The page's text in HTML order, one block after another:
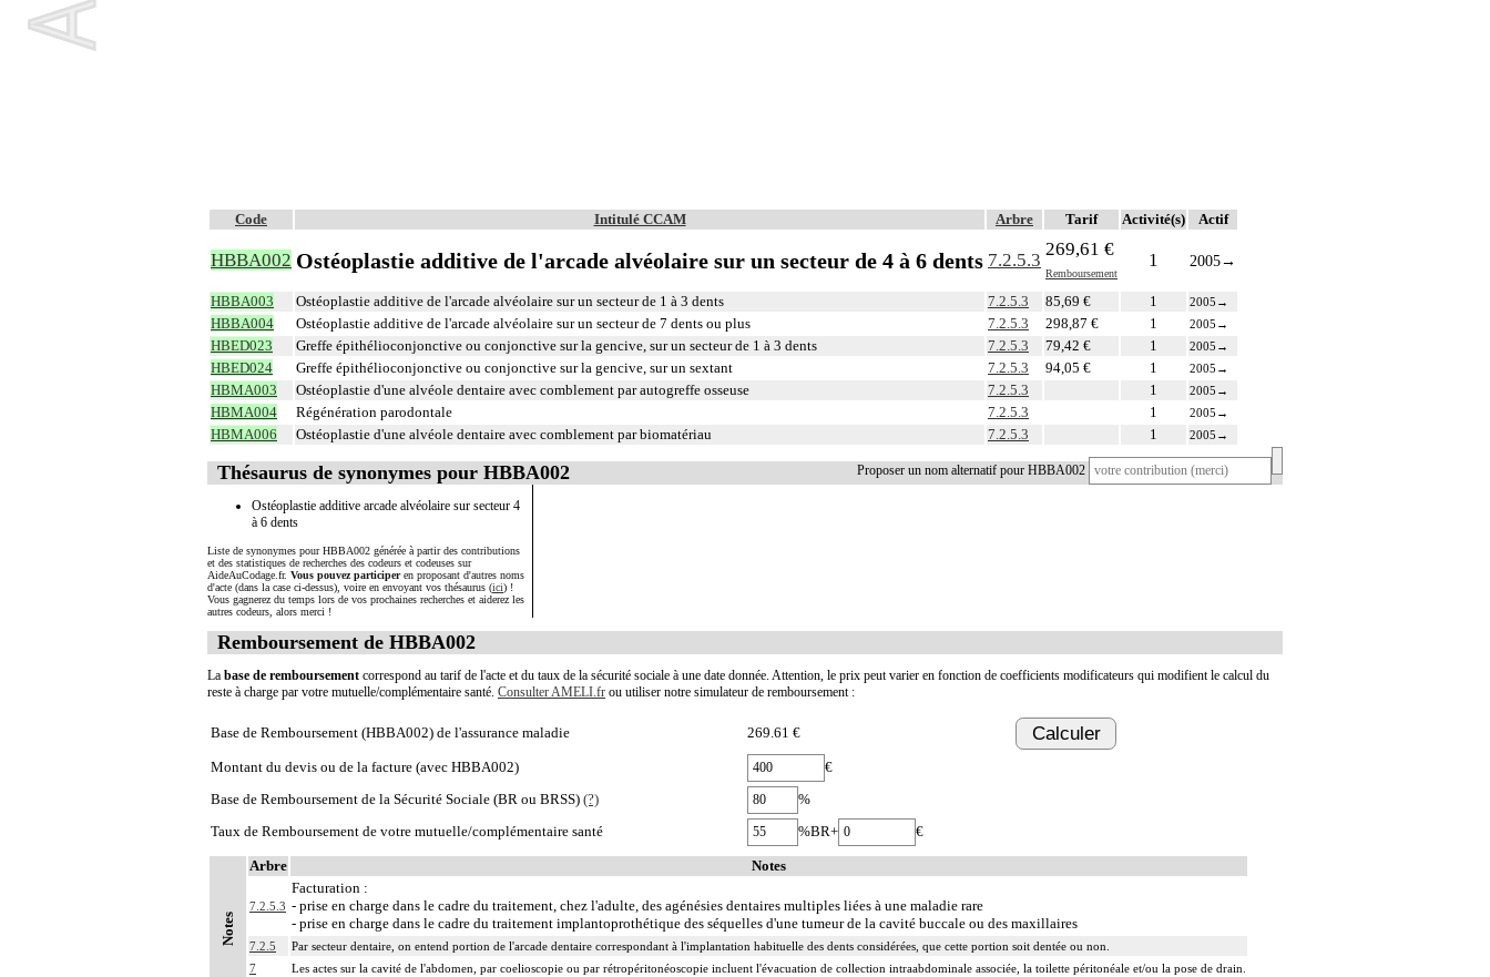
Code Intitulé CCAM Arbre Tarif Activité(s) Actif
HBBA002 Ostéoplastie additive de l'arcade alvéolaire sur un secteur de 4 à 6 dents 7.2.5.3
269,61 €
Remboursement
1 2005→
HBBA003 Ostéoplastie additive de l'arcade alvéolaire sur un secteur de 1 à 3 dents 7.2.5.3 85,69 € 1 2005 →
HBBA004 Ostéoplastie additive de l'arcade alvéolaire sur un secteur de 7 dents ou plus 7.2.5.3 298,87 € 1 2005 →
HBED023 Greffe épithélioconjonctive ou conjonctive sur la gencive, sur un secteur de 1 à 3 dents 7.2.5.3 79,42 € 1 2005 →
HBED024 Greffe épithélioconjonctive ou conjonctive sur la gencive, sur un sextant 7.2.5.3 94,05 € 1 2005 →
HBMA003 Ostéoplastie d'une alvéole dentaire avec comblement par autogreffe osseuse 7.2.5.3 1 2005 →
HBMA004 Régénération parodontale 7.2.5.3 1 2005 →
HBMA006 Ostéoplastie d'une alvéole dentaire avec comblement par biomatériau 7.2.5.3 1 2005 →
Proposer un nom alternatif pour HBBA002
Thésaurus de synonymes pour HBBA002
Ostéoplastie additive arcade alvéolaire sur secteur 4
à 6 dents
Liste de synonymes pour HBBA002 générée à partir des contributions
et des statistiques de recherches des codeurs et codeuses sur
AideAuCodage.fr. Vous pouvez participeren proposant d'autres noms
d'acte (dans la case ci-dessus), voire en envoyant vos thésaurus (ici) !
Vous gagnerez du temps lors de vos prochaines recherches et aiderez les
autres codeurs, alors merci !
Remboursement de HBBA002
La base de remboursement correspond au tarif de l'acte et du taux de la sécurité sociale à une date donnée. Attention, le prix peut varier en fonction de coefficients modificateurs qui modifient le calcul du
reste à charge par votre mutuelle/complémentaire santé. Consulter AMELI.fr ou utiliser notre simulateur de remboursement :
Base de Remboursement (HBBA002) de l'assurance maladie 269.61 € Calculer
Montant du devis ou de la facture (avec HBBA002)
€
Base de Remboursement de la Sécurité Sociale (BR ou BRSS) (?)
%
Taux de Remboursement de votre mutuelle/complémentaire santé
%BR+ €
Notes
Arbre Notes
7.2.5.3
Facturation :
- prise en charge dans le cadre du traitement, chez l'adulte, des agénésies dentaires multiples liées à une maladie rare
- prise en charge dans le cadre du traitement implantoprothétique des séquelles d'une tumeur de la cavité buccale ou des maxillaires
7.2.5
Par secteur dentaire, on entend portion de l'arcade dentaire correspondant à l'implantation habituelle des dents considérées, que cette portion soit dentée ou non.
7
Les actes sur la cavité de l'abdomen, par coelioscopie ou par rétropéritonéoscopie incluent l'évacuation de collection intraabdominale associée, la toilette péritonéale et/ou la pose de drain.